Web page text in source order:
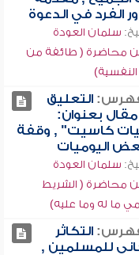
الفرد في الدعوة
سلمان العودة
محاضرة ( طائفة من
النفسية)
التعليق
بعنوان:
كاسيت" , وقفة
اليوميات
سلمان العودة
محاضرة ( الشريط
ما له وما عليه)
التكاثر
للمسلمين ,